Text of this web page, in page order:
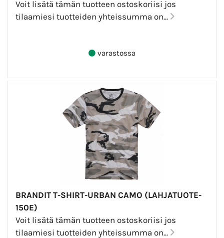
Voit lisätä tämän tuotteen ostoskoriisi jos
tilaamiesi tuotteiden yhteissumma on...
varastossa
BRANDIT T-SHIRT-URBAN CAMO (LAHJATUOTE-
150E)
Voit lisätä tämän tuotteen ostoskoriisi jos
tilaamiesi tuotteiden yhteissumma on...